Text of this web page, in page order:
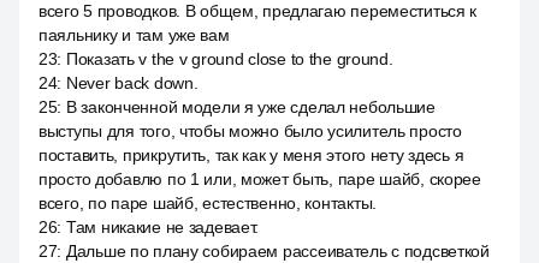
всего 5 проводков. В общем, предлагаю переместиться к
паяльнику и там уже вам
23: Показать v the v ground close to the ground.
24: Never back down.
25: В законченной модели я уже сделал небольшие
выступы для того, чтобы можно было усилитель просто
поставить, прикрутить, так как у меня этого нету здесь я
просто добавлю по 1 или, может быть, паре шайб, скорее
всего, по паре шайб, естественно, контакты.
26: Там никакие не задевает.
27: Дальше по плану собираем рассеиватель с подсветкой